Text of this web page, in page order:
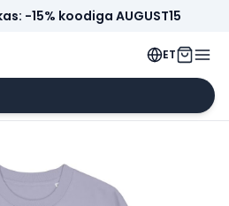
-15% koodiga AUGUST15
ET